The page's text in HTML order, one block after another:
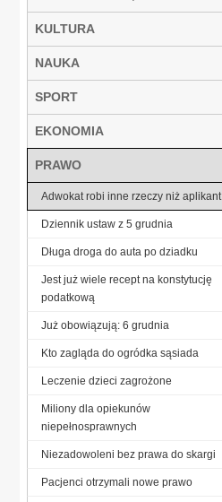
KULTURA
NAUKA
SPORT
EKONOMIA
PRAWO
Adwokat robi inne rzeczy niż aplikant
Dziennik ustaw z 5 grudnia
Długa droga do auta po dziadku
Jest już wiele recept na konstytucję
podatkową
Już obowiązują: 6 grudnia
Kto zagląda do ogródka sąsiada
Leczenie dzieci zagrożone
Miliony dla opiekunów
niepełnosprawnych
Niezadowoleni bez prawa do skargi
Pacjenci otrzymali nowe prawo